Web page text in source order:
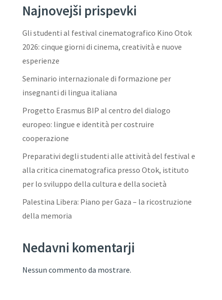
Najnovejši prispevki
Gli studenti al festival cinematografico Kino Otok
2026: cinque giorni di cinema, creatività e nuove
esperienze
Seminario internazionale di formazione per
insegnanti di lingua italiana
Progetto Erasmus BIP al centro del dialogo
europeo: lingue e identità per costruire
cooperazione
Preparativi degli studenti alle attività del festival e
alla critica cinematografica presso Otok, istituto
per lo sviluppo della cultura e della società
Palestina Libera: Piano per Gaza – la ricostruzione
della memoria
Nedavni komentarji
Nessun commento da mostrare.